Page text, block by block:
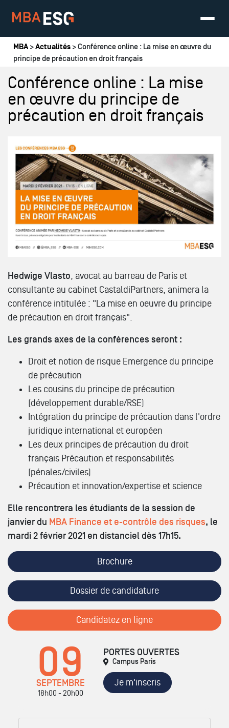
Vous êtes ici
MBA>Actualités > Conférence online : La mise en œuvre du
principe de précaution en droit français
Conférence online : La mise
en œuvre du principe de
précaution en droit français
Hedwige Vlasto, avocat au barreau de Paris et
consultante au cabinet CastaldiPartners, animera la
conférence intitulée : "La mise en oeuvre du principe
de précaution en droit français".
Les grands axes de la conférences seront :
Droit et notion de risque Emergence du principe
de précaution
Les cousins du principe de précaution
(développement durable/RSE)
Intégration du principe de précaution dans l'ordre
juridique international et européen
Les deux principes de précaution du droit
français Précaution et responsabilités
(pénales/civiles)
Précaution et innovation/expertise et science
Elle rencontrera les étudiants de la session de
janvier du MBA Finance et e-contrôle des risques, le
mardi 2 février 2021 en distanciel dès 17h15.
Brochure
Dossier de candidature
Candidatez en ligne
09
SEPTEMBRE
18h00 - 20h00
PORTES OUVERTES
Campus Paris
Je m'inscris